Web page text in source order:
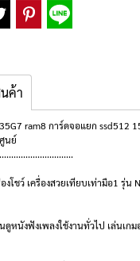
ค้า
ram8 การ์ดจอแยก ssd512
นย์
งโชว์ เครื่องสวยเทียบเท่ามือ1 รุ่น
ดูหนังฟังเพลงใช้งานทั่วไป เล่นเก